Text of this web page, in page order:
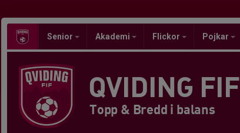
Senior Akademi Flickor Pojkar
QVIDING FIF
Topp & Bredd i balans